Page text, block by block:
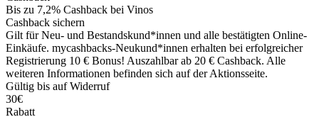
Bis zu 7,2% Cashback bei Vinos
Cashback sichern
Gilt für Neu- und Bestandskund*innen und alle bestätigten Online-
Einkäufe. mycashbacks-Neukund*innen erhalten bei erfolgreicher
Registrierung 10 € Bonus! Auszahlbar ab 20 € Cashback. Alle
weiteren Informationen befinden sich auf der Aktionsseite.
Gültig bis auf Widerruf
30€
Rabatt